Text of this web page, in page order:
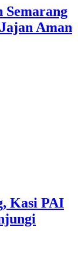
Aman
Kasi PAI